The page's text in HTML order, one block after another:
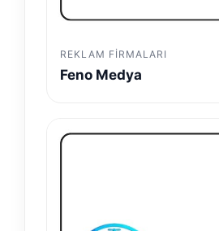
REKLAM FIRMALARI
Feno Medya